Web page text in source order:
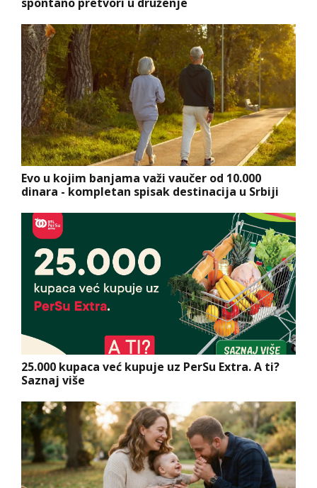
Evo u kojim banjama važi vaučer od 10.000
dinara - kompletan spisak destinacija u Srbiji
25.000 kupaca već kupuje uz PerSu Extra. A ti?
Saznaj više